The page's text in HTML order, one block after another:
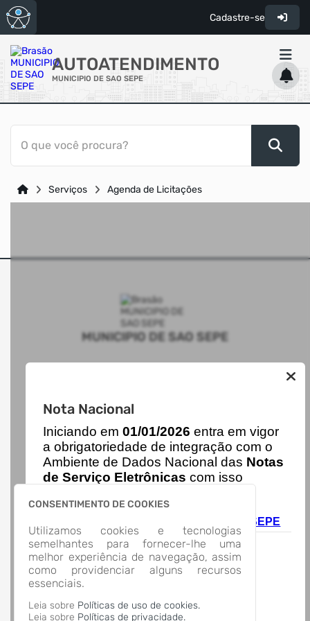
Cadastre-se
AUTOATENDIMENTO
MUNICIPIO DE SAO SEPE
ACESSO RÁPIDO
Acessibilidade
Transparência
O que você procura?
Serviços Agenda de Licitações
CONSENTIMENTO DE COOKIES
Utilizamos cookies e tecnologias
semelhantes para fornecer-lhe uma
melhor experiência de navegação, assim
como providenciar alguns recursos
essenciais.
Leia sobre Políticas de uso de cookies.
Leia sobre Políticas de privacidade.
Nota Nacional
Iniciando em01/01/2026 entra em vigor
a obrigatoriedade de integração com o
Ambiente de Dados Nacional das Notas
de Serviço Eletrônicas com isso
acesse o link abaixo e saiba mais.
Autoatendimento - MUNICIPIO DE SAO SEPE
MUNICIPIO DE SAO SEPE
ACESSO RÁPIDO
Acesso à Informação
Cidadão
Transparência
LOCALIZAÇÃO
São Sepé/
Abrir no Mapa
CONTATOS
08000900129
saosepe@saosepe.rs.gov.br
Segunda-feira a Sexta-feira8:30 às 11:30 - 13:30 às 16:30